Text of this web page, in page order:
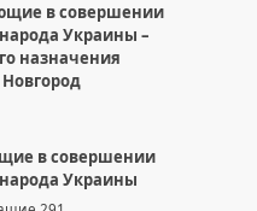
в совершении
Украины –
назначения
в совершении
Украины